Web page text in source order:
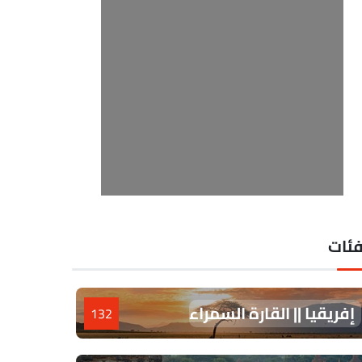
إفريقيا || القارة السمراء 132